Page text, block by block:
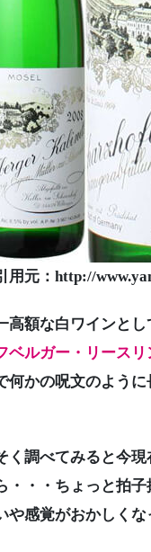
用元：http://
高額な白ワインと
ベルガー・リースリ
何かの呪文のよう
く調べてみると今現
・・・ちょっと拍子
や感覚がおかしく